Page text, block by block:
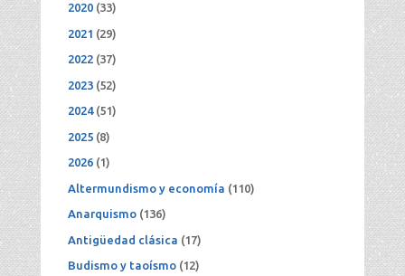
2020(33)
2021 (29)
2022(37)
2023(52)
2024(51)
2025(8)
2026(1)
Altermundismo y economía (110)
Anarquismo(136)
Antigüedad clásica (17)
Budismo y taoísmo(12)